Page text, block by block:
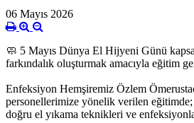
06 Mayıs 2026
🧼 5 Mayıs Dünya El Hijyeni Günü
farkındalık oluşturmak amacıyla eğitim
Enfeksiyon Hemşiremiz Özlem
personellerimize yönelik verilen
doğru el yıkama teknikleri ve